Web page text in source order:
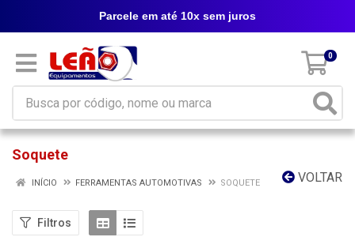
0
Parcele em até 10x sem juros
Soquete
VOLTAR
INÍCIO FERRAMENTAS AUTOMOTIVAS SOQUETE
Filtros